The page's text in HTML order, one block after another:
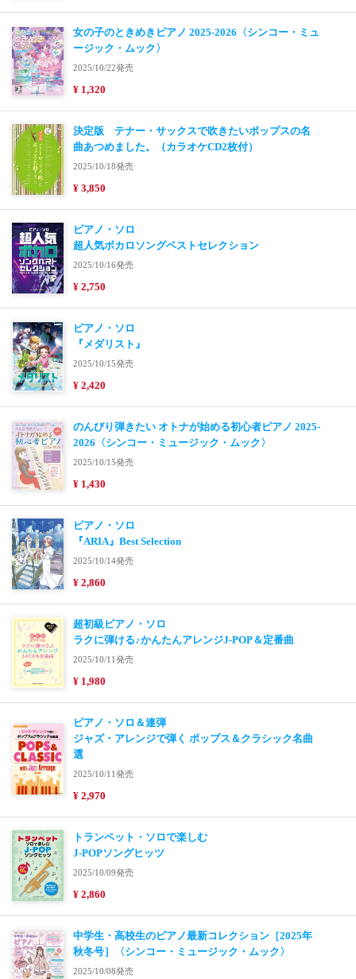
女の子のときめきピアノ 2025-2026〈シンコー・ミュ
ージック・ムック〉
2025/10/22発売
¥ 1,320
決定版 テナー・サックスで吹きたいポップスの名
曲あつめました。（カラオケCD2枚付）
2025/10/18発売
¥ 3,850
ピアノ・ソロ
超人気ボカロソングベストセレクション
2025/10/16発売
¥ 2,750
ピアノ・ソロ
『メダリスト』
2025/10/15発売
¥ 2,420
のんびり弾きたい オトナが始める初心者ピアノ 2025-
2026〈シンコー・ミュージック・ムック〉
2025/10/15発売
¥ 1,430
ピアノ・ソロ
『ARIA』Best Selection
2025/10/14発売
¥ 2,860
超初級ピアノ・ソロ
ラクに弾ける♪かんたんアレンジJ-POP＆定番曲
2025/10/11発売
¥ 1,980
ピアノ・ソロ＆連弾
ジャズ・アレンジで弾く ポップス＆クラシック名曲
選
2025/10/11発売
¥ 2,970
トランペット・ソロで楽しむ
J-POPソングヒッツ
2025/10/09発売
¥ 2,860
中学生・高校生のピアノ最新コレクション［2025年
秋冬号］〈シンコー・ミュージック・ムック〉
2025/10/08発売